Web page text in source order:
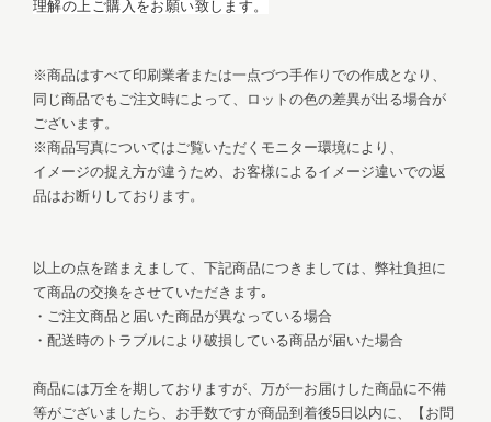
理解の上ご購入をお願い致します。
※商品はすべて印刷業者または一点づつ手作りでの作成となり、
同じ商品でもご注文時によって、ロットの色の差異が出る場合が
ございます。
※商品写真についてはご覧いただくモニター環境により、
イメージの捉え方が違うため、お客様によるイメージ違いでの返
品はお断りしております。
以上の点を踏まえまして、下記商品につきましては、弊社負担に
て商品の交換をさせていただきます｡
・ご注文商品と届いた商品が異なっている場合
・配送時のトラブルにより破損している商品が届いた場合
商品には万全を期しておりますが、万が一お届けした商品に不備
等がございましたら、お手数ですが商品到着後5日以内に、【お問